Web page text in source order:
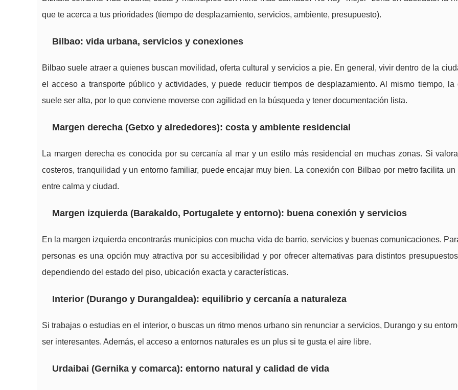
que te acerca a tus prioridades (tiempo de desplazamiento, servicios, ambiente, presupuesto).
Bilbao: vida urbana, servicios y conexiones
Bilbao suele atraer a quienes buscan movilidad, oferta cultural y servicios a pie. En general, vivir dentro de la
el acceso a transporte público y actividades, y puede reducir tiempos de desplazamiento. Al mismo tiempo, la
suele ser alta, por lo que conviene moverse con agilidad en la búsqueda y tener documentación lista.
Margen derecha (Getxo y alrededores): costa y ambiente residencial
La margen derecha es conocida por su cercanía al mar y un estilo más residencial en muchas zonas. Si
costeros, tranquilidad y un entorno familiar, puede encajar muy bien. La conexión con Bilbao por metro facilita
entre calma y ciudad.
Margen izquierda (Barakaldo, Portugalete y entorno): buena conexión y servicios
En la margen izquierda encontrarás municipios con mucha vida de barrio, servicios y buenas comunicaciones.
personas es una opción muy atractiva por su accesibilidad y por ofrecer alternativas para distintos
dependiendo del estado del piso, ubicación exacta y características.
Interior (Durango y Durangaldea): equilibrio y cercanía a naturaleza
Si trabajas o estudias en el interior, o buscas un ritmo menos urbano sin renunciar a servicios, Durango y su
ser interesantes. Además, el acceso a entornos naturales es un plus si te gusta el aire libre.
Urdaibai (Gernika y comarca): entorno natural y calidad de vida